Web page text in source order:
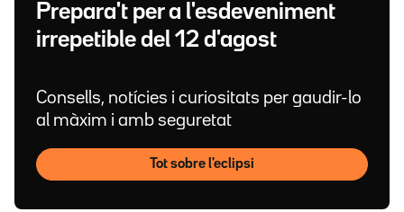
Prepara't per a l'esdeveniment
irrepetible del 12 d'agost
Consells, notícies i curiositats per gaudir-lo
al màxim i amb seguretat
Tot sobre l'eclipsi